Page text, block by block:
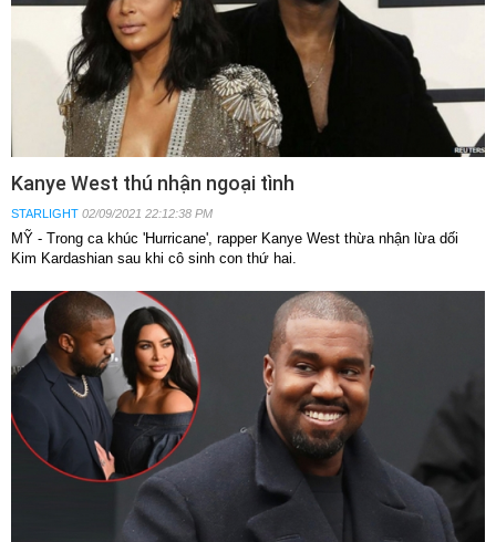
Kanye West thú nhận ngoại tình
STARLIGHT 02/09/2021 22:12:38 PM
MỸ - Trong ca khúc 'Hurricane', rapper Kanye West thừa nhận lừa dối
Kim Kardashian sau khi cô sinh con thứ hai.